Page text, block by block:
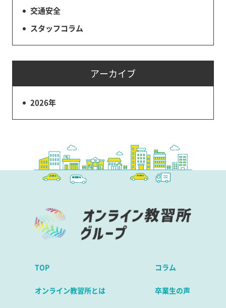
交通安全
スタッフコラム
アーカイブ
2026年
TOP コラム
オンライン教習所とは 卒業生の声